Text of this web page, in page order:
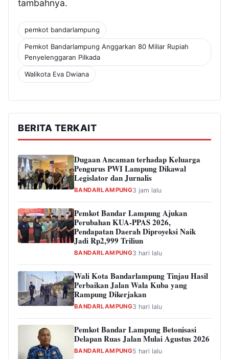
tambahnya.
pemkot bandarlampung
Pemkot Bandarlampung Anggarkan 80 Miliar Rupiah
Penyelenggaran Pilkada
Walikota Eva Dwiana
BERITA TERKAIT
Dugaan Ancaman terhadap Keluarga
Pengurus PWI Lampung Dikawal
Legislator dan Jurnalis
BANDARLAMPUNG3 jam lalu
Pemkot Bandar Lampung Ajukan
Perubahan KUA-PPAS 2026,
Pendapatan Daerah Diproyeksi Naik
Jadi Rp2,999 Triliun
BANDARLAMPUNG3 hari lalu
Wali Kota Bandarlampung Tinjau Hasil
Perbaikan Jalan Wala Kuba yang
Rampung Dikerjakan
BANDARLAMPUNG3 hari lalu
Pemkot Bandar Lampung Betonisasi
Delapan Ruas Jalan Mulai Agustus 2026
BANDARLAMPUNG5 hari lalu